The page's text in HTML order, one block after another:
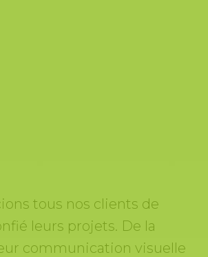
tous nos clients de
leurs projets. De la
communication visuelle